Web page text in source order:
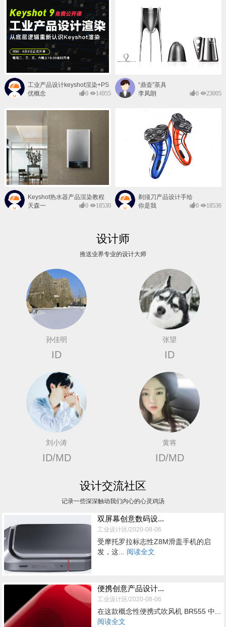
工业产品设计keyshot渲染+PS
后期班
优概念 0 14955
“鼎壶”茶具
李凤朗
0 23005
Keyshot热水器产品渲染教程
天森一
0 18530
剃须刀产品设计手绘
你是我
0 18536
设计师
推送业界专业的设计大师
孙佳明
ID
张望
ID
刘小涛
ID/MD
黄将
ID/MD
设计交流社区
记录一些深深触动我们内心的心灵鸡汤
双屏幕创意数码设...
工业设计区/2020-08-06
受摩托罗拉标志性Z8M滑盖手机的启
发，这... 阅读全文
便携创意产品设计...
工业设计区/2020-08-06
在这款概念性便携式吹风机 BR555 中...
阅读全文